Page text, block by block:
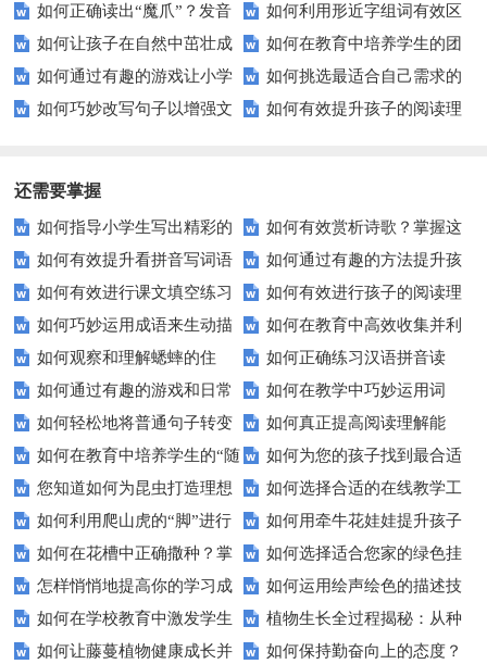
华民族精神与文化认同？
的创作故事：弗朗西斯·斯科特·
基是谁？
如何正确读出“魔爪”？发音
技巧全解析
如何利用形近字组词有效区
分汉字？
如何让孩子在自然中茁壮成
长？探索有效的自然教育策略
如何在教育中培养学生的团
结一致精神？
如何通过有趣的游戏让小学
生成为反义词高手？
如何挑选最适合自己需求的
在线学习平台？
如何巧妙改写句子以增强文
如何有效提升孩子的阅读理
还需要掌握
如何指导小学生写出精彩的
动物观察习作？
如何有效赏析诗歌？掌握这
五个技巧让你成为诗歌鉴赏高
手！
如何有效提升看拼音写词语
的能力？这些技巧你必须知道！
如何通过有趣的方法提升孩
子的组词能力？
如何有效进行课文填空练习
以提升学习效率？
如何有效进行孩子的阅读理
解练习？
如何巧妙运用成语来生动描
写人物？
如何在教育中高效收集并利
用全国人民抗击非典的历史资
料？
如何观察和理解蟋蟀的住
宅？探索小昆虫的大智慧
如何正确练习汉语拼音读
音？这些技巧让你事半功倍！
如何通过有趣的游戏和日常
练习有效提升拼写能力？
如何在教学中巧妙运用词
语？提升学生语言表达力的五大
技巧
如何轻松地将普通句子转变
为充满趣味的拟人句？
如何真正提高阅读理解能
力？试试这5个技巧！
如何在教育中培养学生的“随
遇而安”心态？
如何为您的孩子找到最合适
的教育路径？——家长必读
您知道如何为昆虫打造理想
家园吗？——轻松DIY昆虫住宅
指南
如何选择合适的在线教学工
具来提高课堂互动性？
如何利用爬山虎的“脚”进行
城市绿化？——吸盘功能解析
如何用牵牛花娃娃提升孩子
的自然认知？
如何在花槽中正确撒种？掌
握这些技巧让你轻松养花
如何选择适合您家的绿色挂
毯？打造自然舒适的居住空间
怎样悄悄地提高你的学习成
绩？揭秘不为人知的学习秘籍
如何运用绘声绘色的描述技
巧来提高课堂教学效果？
如何在学校教育中激发学生
不屈不挠的精神？
植物生长全过程揭秘：从种
子到成熟需知哪些关键点？
如何让藤蔓植物健康成长并
如何保持勤奋向上的态度？